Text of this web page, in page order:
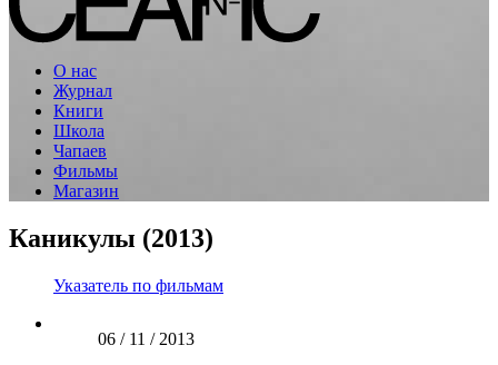
О нас
Журнал
Книги
Школа
Чапаев
Фильмы
Магазин
Каникулы (2013)
Указатель по фильмам
06 / 11 / 2013